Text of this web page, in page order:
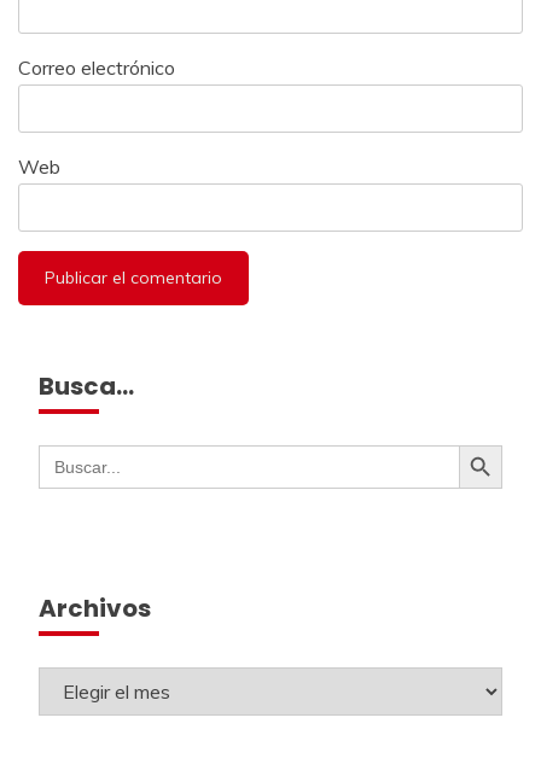
Correo electrónico
Web
Busca…
Buscar: Botón de búsqueda
Archivos